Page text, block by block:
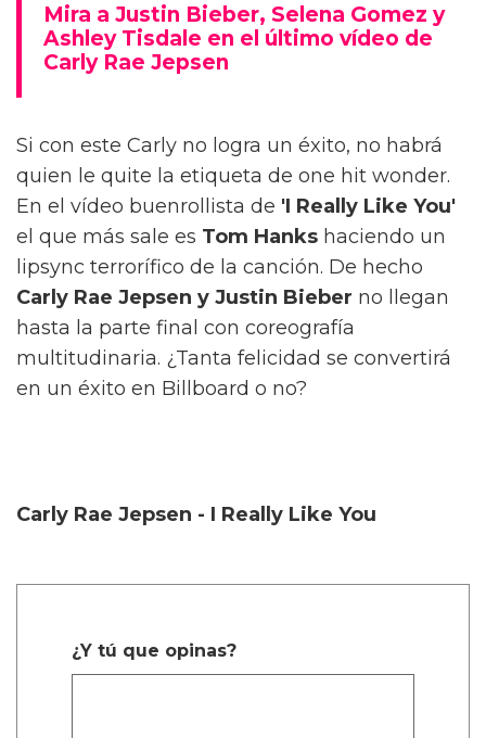
Mira a Justin Bieber, Selena Gomez y
Ashley Tisdale en el último vídeo de
Carly Rae Jepsen
Si con este Carly no logra un éxito, no habrá
quien le quite la etiqueta de one hit wonder.
En el vídeo buenrollista de 'I Really Like You'
el que más sale es Tom Hanks haciendo un
lipsync terrorífico de la canción. De hecho
Carly Rae Jepsen y Justin Bieber no llegan
hasta la parte final con coreografía
multitudinaria. ¿Tanta felicidad se convertirá
en un éxito en Billboard o no?
Carly Rae Jepsen - I Really Like You
¿Y tú que opinas?